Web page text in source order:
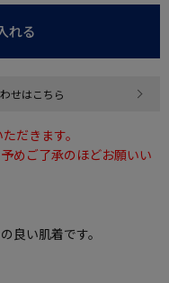
れる
せはこちら
だきます。
めご了承のほどお願いい
良い肌着です。